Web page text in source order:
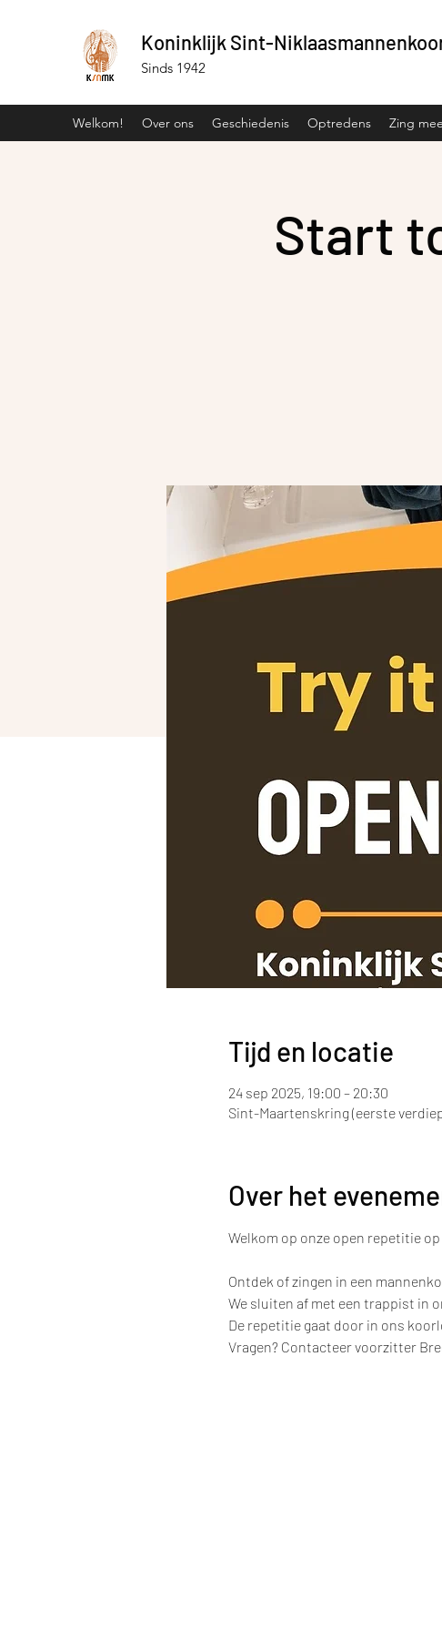
Koninklijk Sint-
Sinds 1942
Welkom! Over ons Geschiedenis Optredens Zing mee
Start
Tijd en locatie
24 sep 2025, 19:00 – 20:30
Sint-Maartenskring (eerste
Over het
Welkom op onze open repetitie
Ontdek of zingen in een
We sluiten af met een trappist in
De repetitie gaat door in ons
Vragen? Contacteer voorzitter